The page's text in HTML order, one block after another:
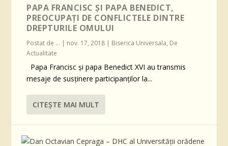
PAPA FRANCISC ȘI PAPA BENEDICT,
PREOCUPAȚI DE CONFLICTELE DINTRE
DREPTURILE OMULUI
Postat de ... | nov. 17, 2018 | Biserica Universala, De
Actualitate
Papa Francisc și papa Benedict XVI au transmis
mesaje de susținere participanților la...
CITEŞTE MAI MULT